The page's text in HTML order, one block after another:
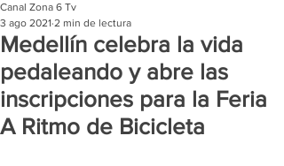
Medellín celebra la vida
pedaleando y abre las
inscripciones para la Feria
A Ritmo de Bicicleta
Canal Zona 6 Tv
3 ago 2021 2 min de lectura